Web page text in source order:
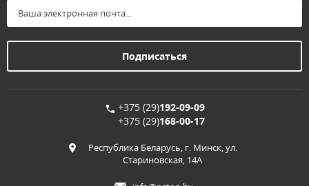
+375 (29)192-09-09
+375 (29)168-00-17
Республика Беларусь, г. Минск, ул.
Стариновская, 14А